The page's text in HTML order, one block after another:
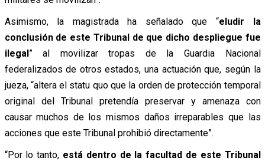
Asimismo, la magistrada ha señalado que “eludir la
conclusión de este Tribunal de que dicho despliegue fue
ilegal” al movilizar tropas de la Guardia Nacional
federalizados de otros estados, una actuación que, según la
jueza, “altera el statu quo que la orden de protección temporal
original del Tribunal pretendía preservar y amenaza con
causar muchos de los mismos daños irreparables que las
acciones que este Tribunal prohibió directamente”.
“Por lo tanto, está dentro de la facultad de este Tribunal